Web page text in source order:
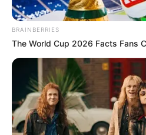
BRAINBERRIES
The World Cup 2026 Facts Fans